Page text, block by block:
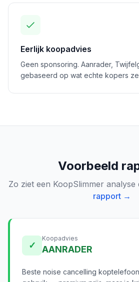
Eerlijk koopadvies
Geen sponsoring. Aanrader,
gebaseerd op wat echte kopers
Voorbeeld
Zo ziet een KoopSlimmer analyse
rapport →
✓
Koopadvies
AANRADER
Beste noise cancelling